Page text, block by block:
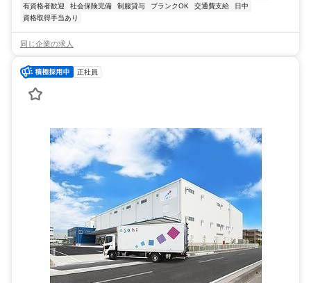
有資格者歓迎
社会保険完備 制服貸与 ブランクOK 交通費支給
日中
資格取得手当あり
同じ企業の求人
正社員